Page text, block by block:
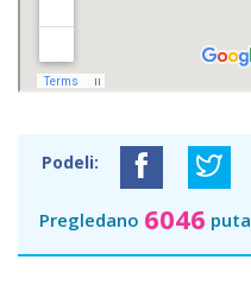
Podeli:
Pregledano 6046 puta